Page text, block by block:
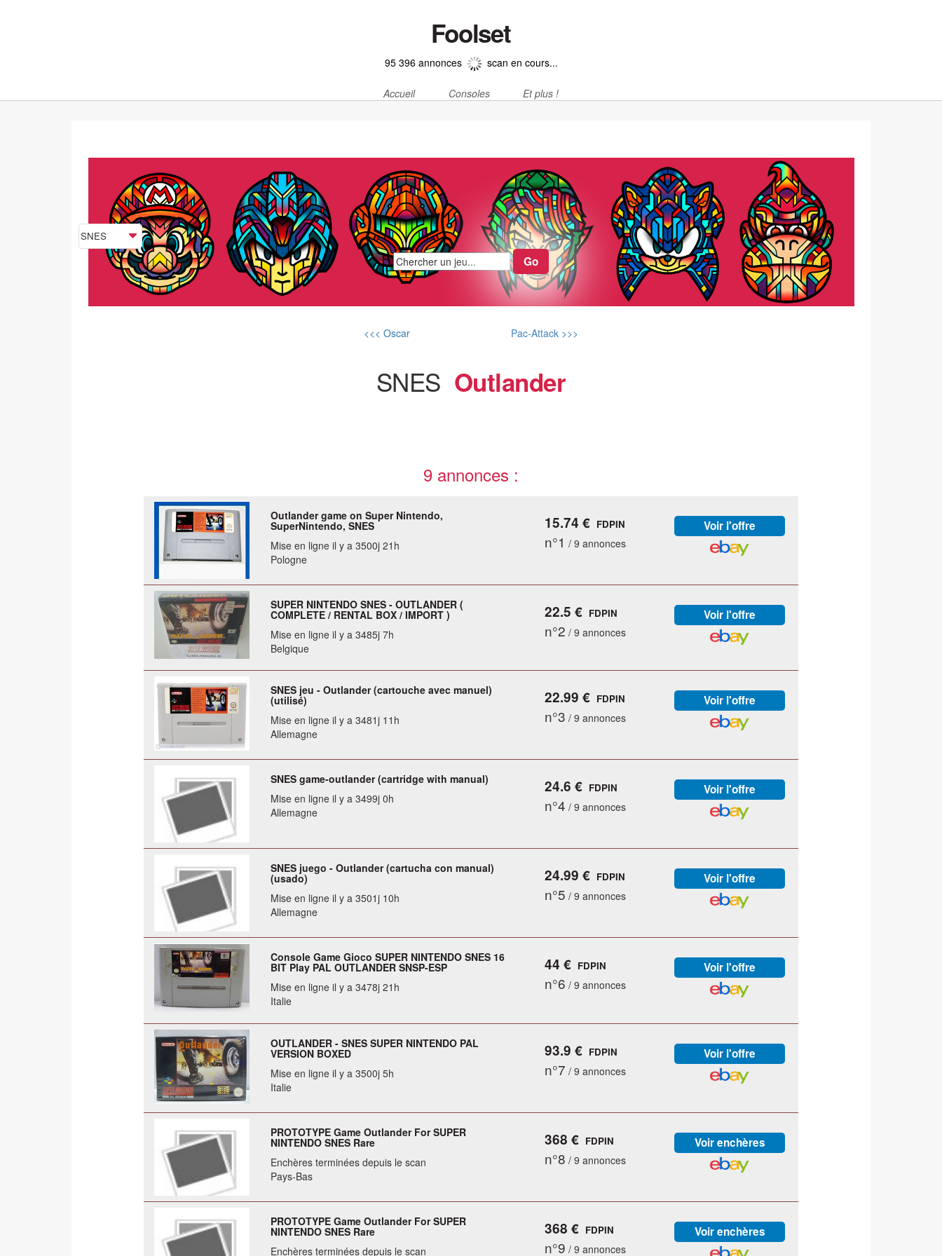
Foolset
95 396 annonces scan en cours...
Accueil Consoles Et plus !
<<< Oscar Pac-Attack >>>
SNES Outlander
9 annonces :
Outlander game on Super Nintendo,
SuperNintendo, SNES
Mise en ligne il y a 3500j 21h
Pologne
15.74 € FDPIN
n°1 / 9 annonces
SUPER NINTENDO SNES - OUTLANDER (
COMPLETE / RENTAL BOX / IMPORT )
Mise en ligne il y a 3485j 7h
Belgique
22.5 € FDPIN
n°2 / 9 annonces
SNES jeu - Outlander (cartouche avec manuel)
(utilisé)
Mise en ligne il y a 3481j 11h
Allemagne
22.99 € FDPIN
n°3 / 9 annonces
SNES game-outlander (cartridge with manual)
Mise en ligne il y a 3499j 0h
Allemagne
24.6 € FDPIN
n°4 / 9 annonces
SNES juego - Outlander (cartucha con manual)
(usado)
Mise en ligne il y a 3501j 10h
Allemagne
24.99 € FDPIN
n°5 / 9 annonces
Console Game Gioco SUPER NINTENDO SNES 16
BIT Play PAL OUTLANDER SNSP-ESP
Mise en ligne il y a 3478j 21h
Italie
44 € FDPIN
n°6 / 9 annonces
OUTLANDER - SNES SUPER NINTENDO PAL
VERSION BOXED
Mise en ligne il y a 3500j 5h
Italie
93.9 € FDPIN
n°7 / 9 annonces
PROTOTYPE Game Outlander For SUPER
NINTENDO SNES Rare
Enchères terminées depuis le scan
Pays-Bas
368 € FDPIN
n°8 / 9 annonces
PROTOTYPE Game Outlander For SUPER
NINTENDO SNES Rare
Enchères terminées depuis le scan
368 € FDPIN
n°9 / 9 annonces